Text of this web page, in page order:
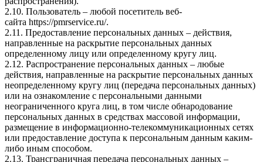
2.10. Пользователь – любой посетитель веб-
сайта https://pmrservice.ru/.
2.11. Предоставление персональных данных – действия,
направленные на раскрытие персональных данных
определенному лицу или определенному кругу лиц.
2.12. Распространение персональных данных – любые
действия, направленные на раскрытие персональных данных
неопределенному кругу лиц (передача персональных данных)
или на ознакомление с персональными данными
неограниченного круга лиц, в том числе обнародование
персональных данных в средствах массовой информации,
размещение в информационно-телекоммуникационных сетях
или предоставление доступа к персональным данным каким-
либо иным способом.
2.13. Трансграничная передача персональных данных –